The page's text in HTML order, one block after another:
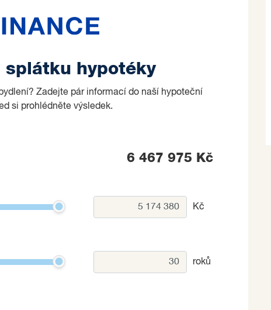
Pro více informací neváhejte kontaktovat
hypotéky
Zadejte pár informací do naší hypoteční
si prohlédněte výsledek.
6 467 975 Kč
Kč
roků